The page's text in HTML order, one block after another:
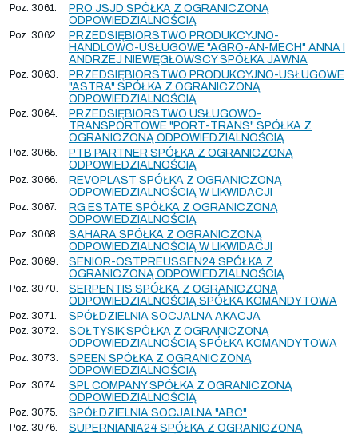
Poz. 3061.
PRO JSJD SPÓŁKA Z OGRANICZONĄ
ODPOWIEDZIALNOŚCIĄ
Poz. 3062.
PRZEDSIĘBIORSTWO PRODUKCYJNO-
HANDLOWO-USŁUGOWE "AGRO-AN-MECH" ANNA I
ANDRZEJ NIEWĘGŁOWSCY SPÓŁKA JAWNA
Poz. 3063.
PRZEDSIĘBIORSTWO PRODUKCYJNO-USŁUGOWE
"ASTRA" SPÓŁKA Z OGRANICZONĄ
ODPOWIEDZIALNOŚCIĄ
Poz. 3064.
PRZEDSIĘBIORSTWO USŁUGOWO-
TRANSPORTOWE "PORT-TRANS" SPÓŁKA Z
OGRANICZONĄ ODPOWIEDZIALNOŚCIĄ
Poz. 3065.
PTB PARTNER SPÓŁKA Z OGRANICZONĄ
ODPOWIEDZIALNOŚCIĄ
Poz. 3066.
REVOPLAST SPÓŁKA Z OGRANICZONĄ
ODPOWIEDZIALNOŚCIĄ W LIKWIDACJI
Poz. 3067.
RG ESTATE SPÓŁKA Z OGRANICZONĄ
ODPOWIEDZIALNOŚCIĄ
Poz. 3068.
SAHARA SPÓŁKA Z OGRANICZONĄ
ODPOWIEDZIALNOŚCIĄ W LIKWIDACJI
Poz. 3069.
SENIOR-OSTPREUSSEN24 SPÓŁKA Z
OGRANICZONĄ ODPOWIEDZIALNOŚCIĄ
Poz. 3070.
SERPENTIS SPÓŁKA Z OGRANICZONĄ
ODPOWIEDZIALNOŚCIĄ SPÓŁKA KOMANDYTOWA
Poz. 3071. SPÓŁDZIELNIA SOCJALNA AKACJA
Poz. 3072.
SOŁTYSIK SPÓŁKA Z OGRANICZONĄ
ODPOWIEDZIALNOŚCIĄ SPÓŁKA KOMANDYTOWA
Poz. 3073.
SPEEN SPÓŁKA Z OGRANICZONĄ
ODPOWIEDZIALNOŚCIĄ
Poz. 3074.
SPL COMPANY SPÓŁKA Z OGRANICZONĄ
ODPOWIEDZIALNOŚCIĄ
Poz. 3075. SPÓŁDZIELNIA SOCJALNA "ABC"
Poz. 3076.
SUPERNIANIA24 SPÓŁKA Z OGRANICZONĄ